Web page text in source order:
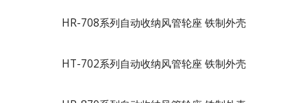
HR-708系列自动收纳风管轮座 铁制外壳
HT-702系列自动收纳风管轮座 铁制外壳